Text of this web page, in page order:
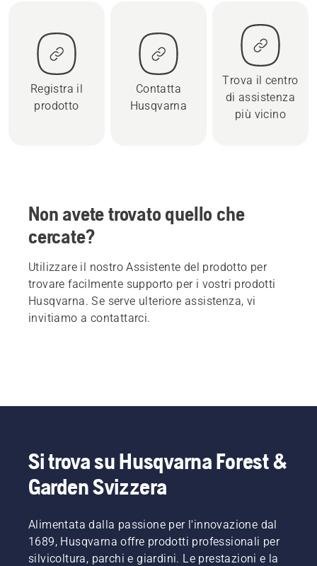
Registra il
prodotto
Contatta
Husqvarna
Trova il centro
di assistenza
più vicino
Non avete trovato quello che
cercate?
Utilizzare il nostro Assistente del prodotto per
trovare facilmente supporto per i vostri prodotti
Husqvarna. Se serve ulteriore assistenza, vi
invitiamo a contattarci.
Si trova su Husqvarna Forest &
Garden Svizzera
Alimentata dalla passione per l'innovazione dal
1689, Husqvarna offre prodotti professionali per
silvicoltura, parchi e giardini. Le prestazioni e la